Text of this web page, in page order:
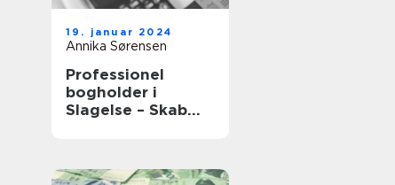
19. januar 2024
Annika Sørensen
Professionel
bogholder i
Slagelse – Skab